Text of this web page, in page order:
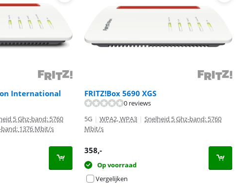
International
5 Ghz-band: 5760
band: 1376 Mbit/s
FRITZ!Box 5690 XGS
0 reviews
5G | WPA2, WPA3 | Snelheid 5 Ghz-band: 5760
Mbit/s
358,-
Op voorraad
Vergelijken